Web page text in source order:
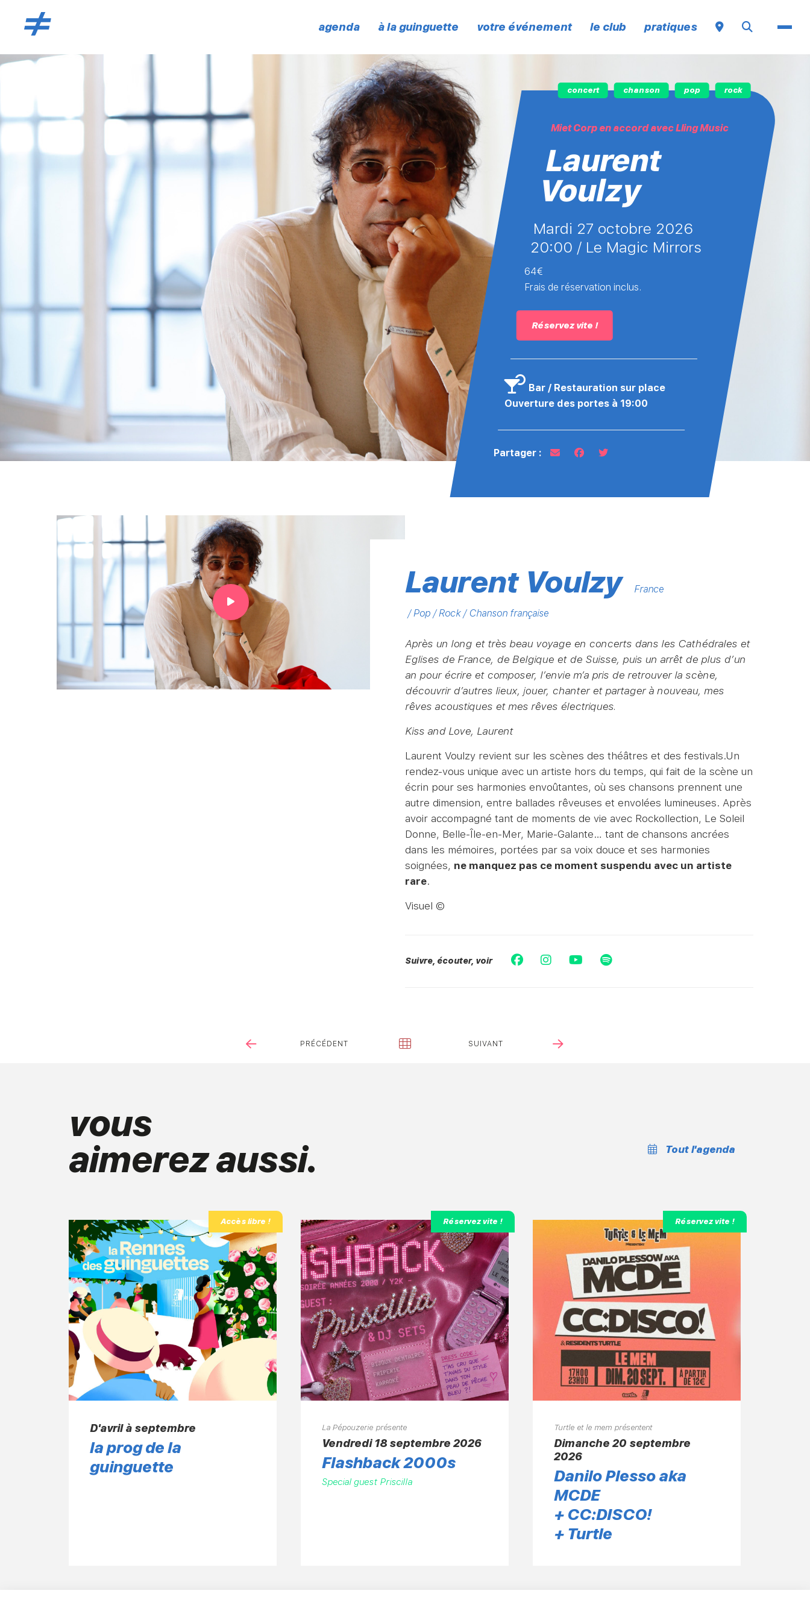
agenda à la guinguette votre événement le club pratiques
concert chanson pop rock
Miet Corp en accord avec Lling Music
Laurent
Voulzy
mardi 27 octobre 2026
20:00 / Le Magic Mirrors
64€
Frais de réservation inclus.
Réservez vite !
Bar / Restauration sur place
Ouverture des portes à 19:00
Partager :
Laurent Voulzy France
/ Pop / Rock / Chanson française
Après un long et très beau voyage en concerts dans les Cathédrales et
Eglises de France, de Belgique et de Suisse, puis un arrêt de plus d’un
an pour écrire et composer, l’envie m’a pris de retrouver la scène,
découvrir d’autres lieux, jouer, chanter et partager à nouveau, mes
rêves acoustiques et mes rêves électriques.
Kiss and Love, Laurent
Laurent Voulzy revient sur les scènes des théâtres et des festivals.Un
rendez-vous unique avec un artiste hors du temps, qui fait de la scène un
écrin pour ses harmonies envoûtantes, où ses chansons prennent une
autre dimension, entre ballades rêveuses et envolées lumineuses. Après
avoir accompagné tant de moments de vie avec Rockollection, Le Soleil
Donne, Belle-Île-en-Mer, Marie-Galante… tant de chansons ancrées
dans les mémoires, portées par sa voix douce et ses harmonies
soignées, ne manquez pas ce moment suspendu avec un artiste
rare.
Visuel ©
Suivre, écouter, voir
PRÉCÉDENT SUIVANT
vous
aimerez aussi.
Tout l'agenda
Accès libre !
D'avril à septembre
la prog de la
guinguette
Réservez vite !
La Pépouzerie présente
vendredi 18 septembre 2026
Flashback 2000s
Special guest Priscilla
Réservez vite !
Turtle et le mem présentent
dimanche 20 septembre
2026
Danilo Plesso aka
MCDE
+ CC:DISCO!
+ Turtle